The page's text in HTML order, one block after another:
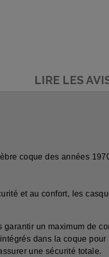
LIRE LES
coque des années
et au confort, les
un maximum de
dans la coque pour
une sécurité totale.